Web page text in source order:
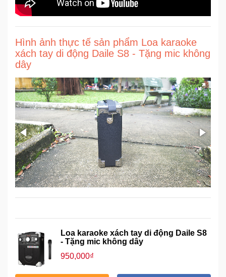
Máy
chơi
công
nghệ
Dịch
Giải
pháp
Voucher
Hình ảnh thực tế sản phẩm Loa karaoke
xách tay di động Daile S8 - Tặng mic không
dây
Loa karaoke xách tay di động Daile S8
- Tặng mic không dây
950,000₫